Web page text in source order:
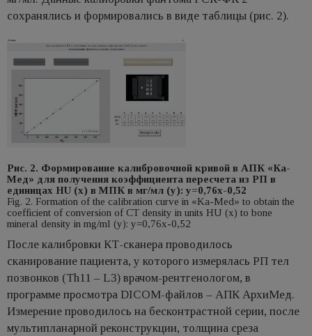
сохранялись и формировались в виде таблицы (рис. 2).
Рис. 2. Формирование калибровочной кривой в АПК «Ка-
Мед» для получения коэффициента пересчета из РП в
единицах HU (x) в МПК в мг/мл (y): y=0,76x-0,52
Fig. 2. Formation of the calibration curve in «Ka-Med» to obtain the
coefficient of conversion of CT density in units HU (x) to bone
mineral density in mg/ml (y): y=0,76x-0,52
После калибровки КТ-сканера проводилось
сканирование пациента, у которого измерялась РП тел
позвонков (Th11 – L3) врачом-рентгенологом, в
программе просмотра DICOM-файлов – АПК АрхиМед.
Измерение проводилось на бесконтрастной серии, после
мультипланарной реконструкции, толщина среза